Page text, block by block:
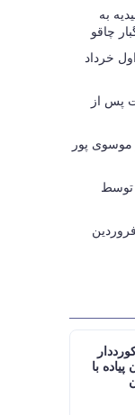
به
اول خرداد
پس از
پور
توسط
در فروردین
با